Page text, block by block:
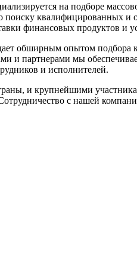
на подборе
квалифицированных и
финансовых продуктов и
обширным опытом подбора
и партнерами мы
и исполнителей.
и крупнейшими
с нашей